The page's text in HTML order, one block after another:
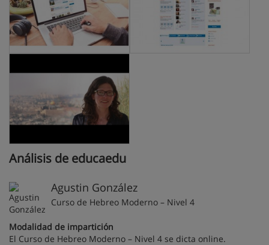
Análisis de educaedu
Agustin González
Curso de Hebreo Moderno – Nivel 4
Modalidad de impartición
El Curso de Hebreo Moderno – Nivel 4 se dicta online.